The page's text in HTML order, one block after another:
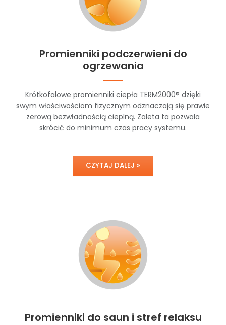
Promienniki podczerwieni do
ogrzewania
Krótkofalowe promienniki ciepła TERM2000® dzięki
swym właściwościom fizycznym odznaczają się prawie
zerową bezwładnością cieplną. Zaleta ta pozwala
skrócić do minimum czas pracy systemu.
CZYTAJ DALEJ »
Promienniki do saun i stref relaksu